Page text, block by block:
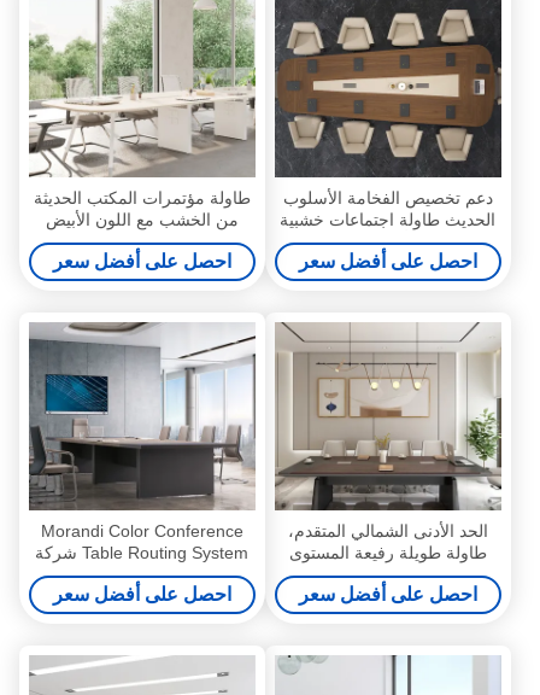
دعم تخصيص الفخامة الأسلوب
الحديث طاولة اجتماعات خشبية
غير منتظمة بألوان داكنة للمكتب
المنزلي المدرسة غرفة
اجتماعات الفندق المادة الفولاذية
احصل على أفضل سعر
طاولة مؤتمرات المكتب الحديثة
من الخشب مع اللون الأبيض
والطلاء البودري سطح مكتب
الفولاذ دعم تخصيص
احصل على أفضل سعر
الحد الأدنى الشمالي المتقدم،
طاولة طويلة رفيعة المستوى
استقبال الأعمال، طاولة التفاوض
التصميم الحديث، طاولة مؤتمر
المكتب
احصل على أفضل سعر
Morandi Color Conference
Table Routing System شركة
مكتب غرفة الاجتماعات مكتب
الاستقبال ومجموعة من
الكراسي
احصل على أفضل سعر